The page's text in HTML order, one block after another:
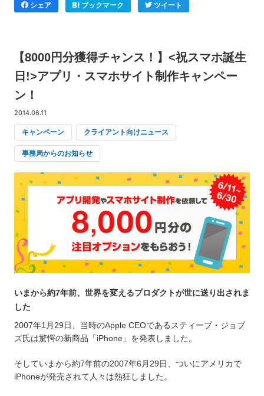
シェア ブックマーク ツイート
【8000円分獲得チャンス！】<祝スマホ誕生
日!>アプリ・スマホサイト制作キャンペー
ン！
2014.06.11
キャンペーン クライアント向けニュース
事務局からのお知らせ
いまから約7年前、世界を変えるプロダクトが世に送り出されま
した
2007年1月29日、当時のApple CEOであるスティーブ・ジョブ
ズ氏は驚愕の新商品「iPhone」を発表しました。
そしていまから約7年前の2007年6月29日、ついにアメリカで
iPhoneが発売されて人々は熱狂しました。